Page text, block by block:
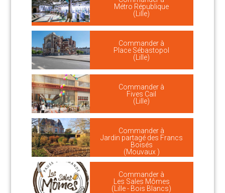
Métro République
(Lille)
Commander à
Place Sébastopol
(Lille)
Commander à
Fives Cail
(Lille)
Commander à
Jardin partagé des Francs
Boisés
(Mouvaux )
Commander à
Les Sales Mômes
(Lille - Bois Blancs)